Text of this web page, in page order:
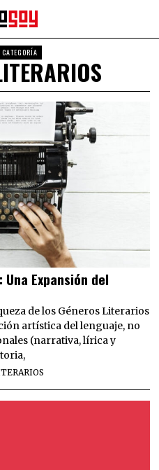
Expansión del
de los Géneros Literarios
artística del lenguaje, no
(narrativa, lírica y